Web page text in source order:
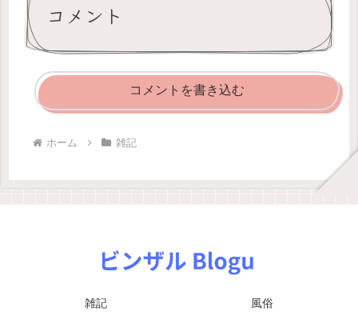
コメント
コメントを書き込む
ホーム 雑記
雑記
風俗